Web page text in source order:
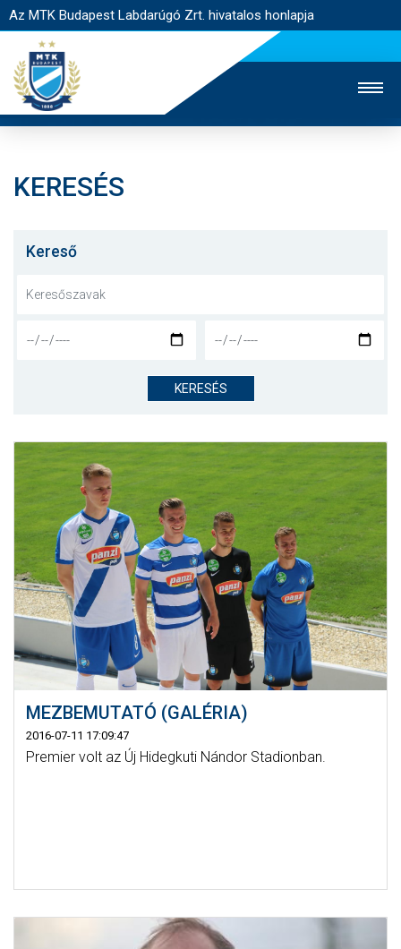
Az MTK Budapest Labdarúgó Zrt. hivatalos honlapja
JEGYÉRTÉKESÍTÉS
NYITÓLAP
CSAPATOK
KLUB
GALÉRIA
SZURKOLÓI ÉLMÉNYEK
AKKREDITÁCIÓ
KERESÉS
Kereső
KERESÉS
MEZBEMUTATÓ (GALÉRIA)
2016-07-11 17:09:47
Premier volt az Új Hidegkuti Nándor Stadionban.